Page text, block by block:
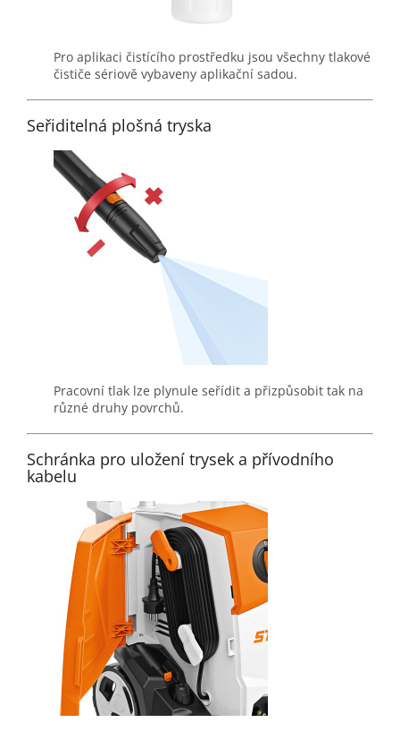
Pro aplikaci čistícího prostředku jsou všechny tlakové
čističe sériově vybaveny aplikační sadou.
Seřiditelná plošná tryska
Pracovní tlak lze plynule seřídit a přizpůsobit tak na
různé druhy povrchů.
Schránka pro uložení trysek a přívodního
kabelu